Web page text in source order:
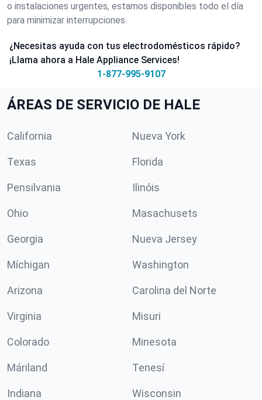
o instalaciones urgentes, estamos disponibles todo el día
para minimizar interrupciones.
¿Necesitas ayuda con tus electrodomésticos rápido?
¡Llama ahora a Hale Appliance Services!
1-877-995-9107
ÁREAS DE SERVICIO DE HALE
California Nueva York
Texas Florida
Pensilvania Ilinóis
Ohio Masachusets
Georgia Nueva Jersey
Míchigan Washington
Arizona Carolina del Norte
Virginia Misuri
Colorado Minesota
Máriland Tenesí
Indiana Wisconsin